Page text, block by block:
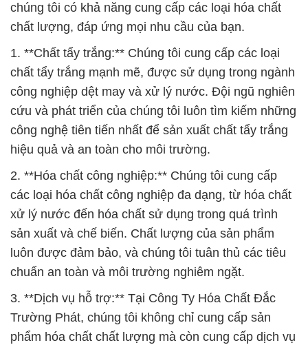
chúng tôi có khả năng cung cấp các loại hóa chất
chất lượng, đáp ứng mọi nhu cầu của bạn.
1. **Chất tẩy trắng:** Chúng tôi cung cấp các loại
chất tẩy trắng mạnh mẽ, được sử dụng trong ngành
công nghiệp dệt may và xử lý nước. Đội ngũ nghiên
cứu và phát triển của chúng tôi luôn tìm kiếm những
công nghệ tiên tiến nhất để sản xuất chất tẩy trắng
hiệu quả và an toàn cho môi trường.
2. **Hóa chất công nghiệp:** Chúng tôi cung cấp
các loại hóa chất công nghiệp đa dạng, từ hóa chất
xử lý nước đến hóa chất sử dụng trong quá trình
sản xuất và chế biến. Chất lượng của sản phẩm
luôn được đảm bảo, và chúng tôi tuân thủ các tiêu
chuẩn an toàn và môi trường nghiêm ngặt.
3. **Dịch vụ hỗ trợ:** Tại Công Ty Hóa Chất Đắc
Trường Phát, chúng tôi không chỉ cung cấp sản
phẩm hóa chất chất lượng mà còn cung cấp dịch vụ